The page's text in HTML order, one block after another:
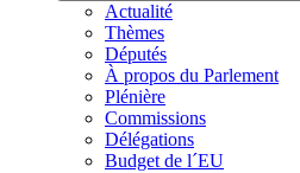
Actualité
Thèmes
Députés
À propos du Parlement
Plénière
Commissions
Délégations
Budget de l´EU